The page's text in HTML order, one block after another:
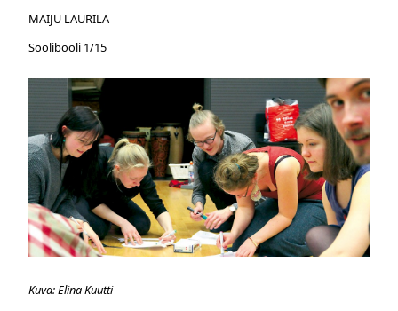
MAIJU LAURILA
Soolibooli 1/15
Kuva: Elina Kuutti